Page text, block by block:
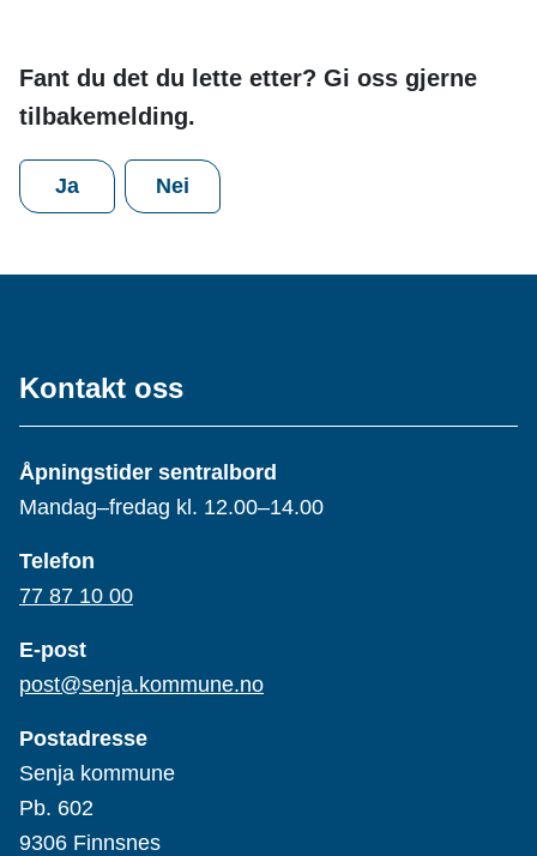
Fant du det du lette etter? Gi oss gjerne
tilbakemelding.
Ja Nei
Kontakt oss
Åpningstider sentralbord
Mandag–fredag kl. 12.00–14.00
Telefon
77 87 10 00
E-post
post@senja.kommune.no
Postadresse
Senja kommune
Pb. 602
9306 Finnsnes